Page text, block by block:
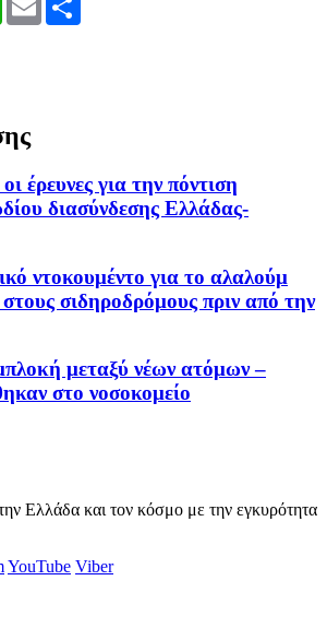
έρευνες για την πόντιση
διασύνδεσης Ελλάδας-
ντοκουμέντο για το αλαλούμ
σιδηροδρόμους πριν από την
μεταξύ νέων ατόμων –
στο νοσοκομείο
Ελλάδα και τον κόσμο με την εγκυρότητα
YouTube Viber